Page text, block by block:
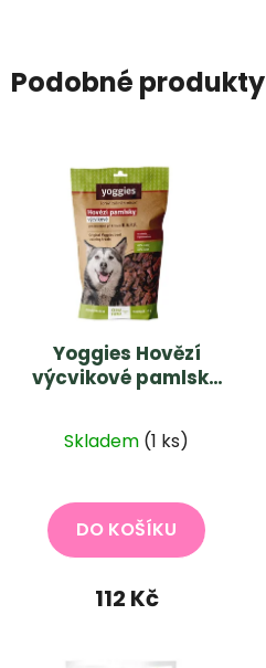
Podobné produkty
Yoggies Hovězí
výcvikové pamlsky
Skladem (1 ks)
DO KOŠÍKU
112 Kč